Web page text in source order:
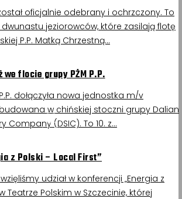
oficjalnie odebrany i ochrzczony. To
jeziorowców, które zasilają flotę
P.P. Matką Chrzestną…
flocie grupy PŻM P.P.
dołączyła nowa jednostka m/v
w chińskiej stoczni grupy Dalian
Company (DSIC). To 10. z…
z Polski – Local First”
udział w konferencji „Energia z
Teatrze Polskim w Szczecinie, której